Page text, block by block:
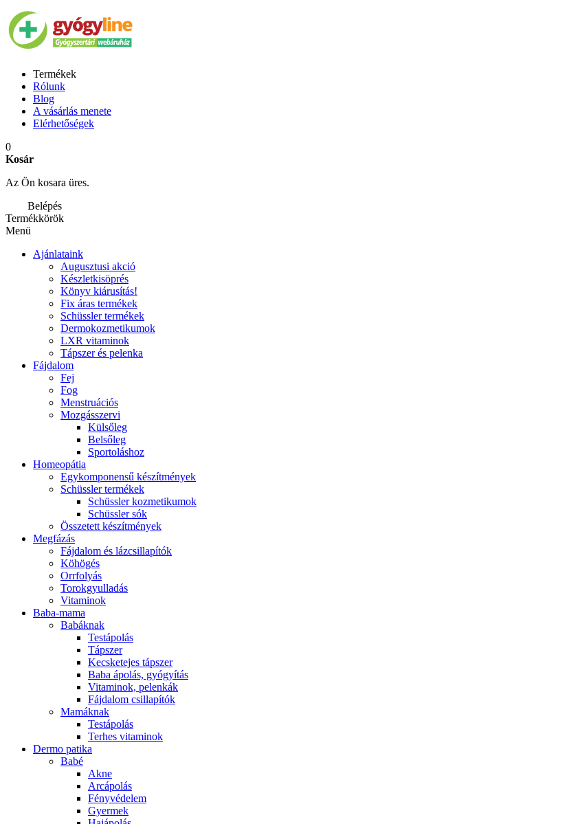
Termékek
Rólunk
Blog
A vásárlás menete
Elérhetőségek
0
Kosár
Az Ön kosara üres.
Belépés
Termékkörök
Menü
Ajánlataink
Augusztusi akció
Készletkisöprés
Könyv kiárusítás!
Fix áras termékek
Schüssler termékek
Dermokozmetikumok
LXR vitaminok
Tápszer és pelenka
Fájdalom
Fej
Fog
Menstruációs
Mozgásszervi
Külsőleg
Belsőleg
Sportoláshoz
Homeopátia
Egykomponensű készítmények
Schüssler termékek
Schüssler kozmetikumok
Schüssler sók
Összetett készítmények
Megfázás
Fájdalom és lázcsillapítók
Köhögés
Orrfolyás
Torokgyulladás
Vitaminok
Baba-mama
Babáknak
Testápolás
Tápszer
Kecsketejes tápszer
Baba ápolás, gyógyítás
Vitaminok, pelenkák
Fájdalom csillapítók
Mamáknak
Testápolás
Terhes vitaminok
Dermo patika
Babé
Akne
Arcápolás
Fényvédelem
Gyermek